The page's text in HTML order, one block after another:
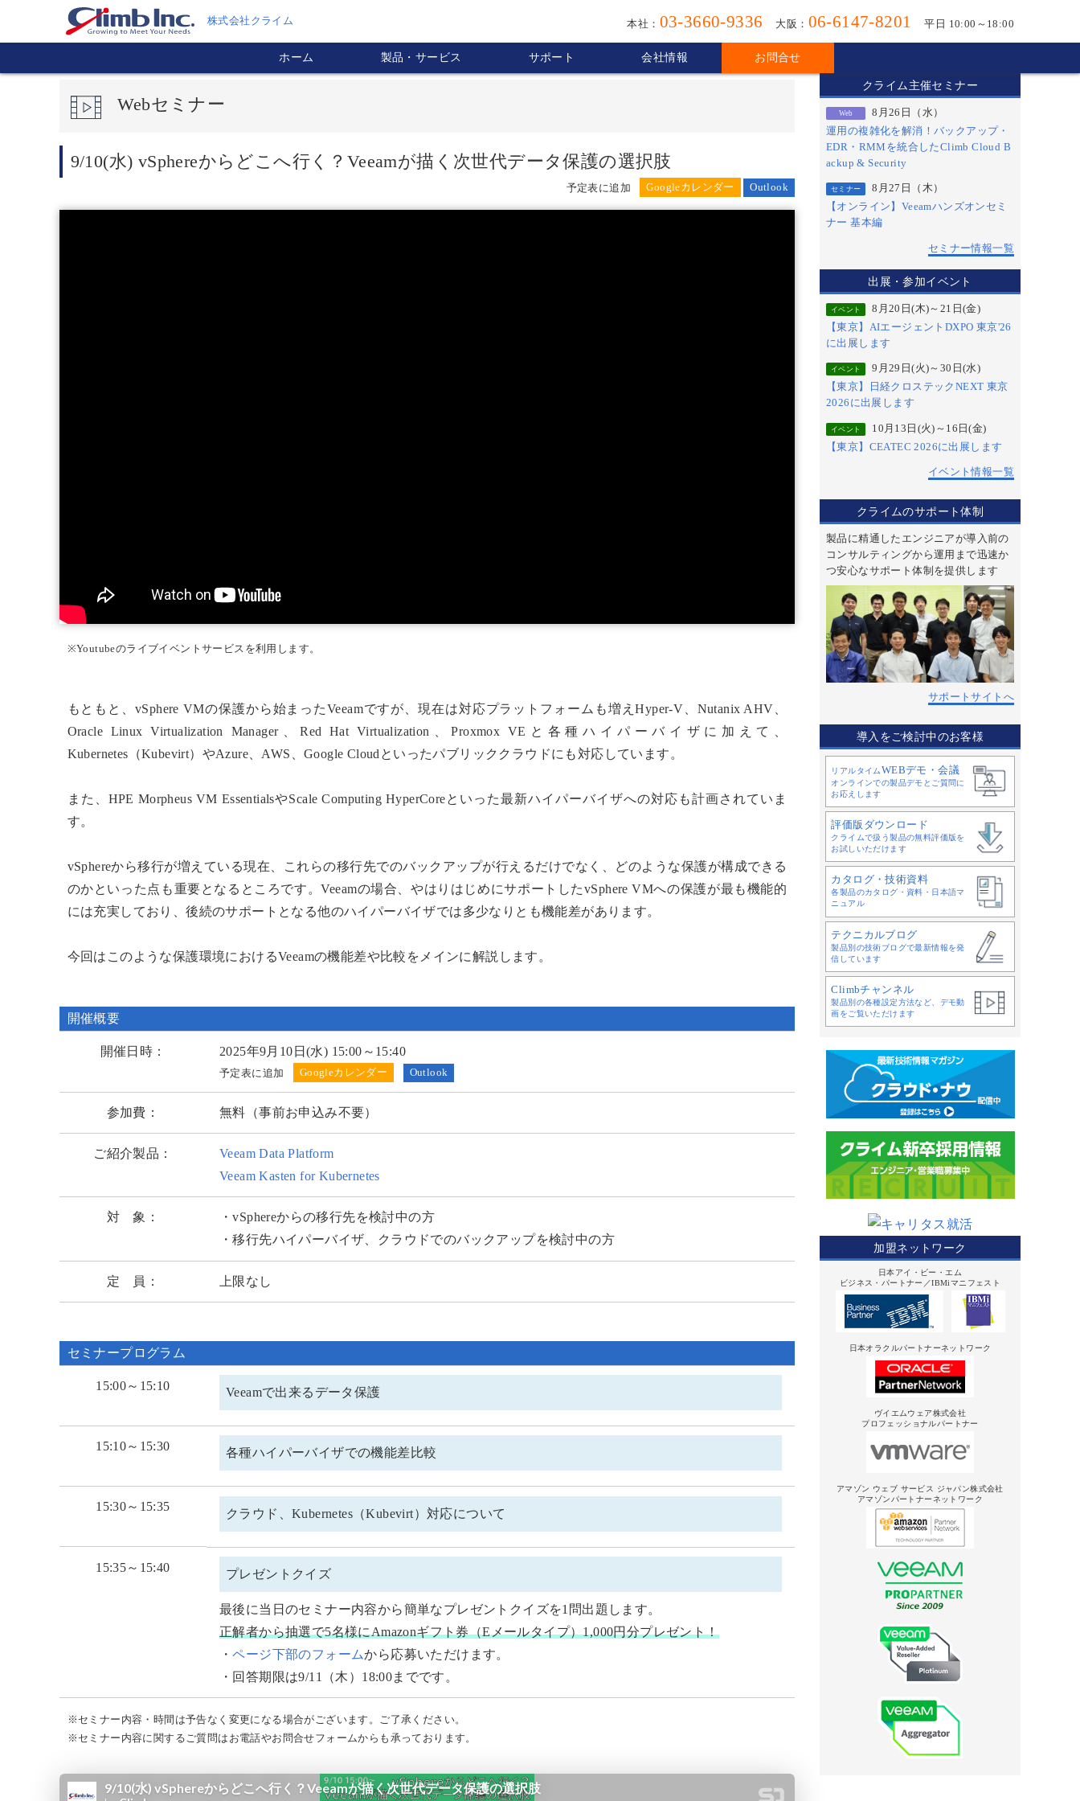
株式会社クライム 本社： 03-3660-9336 大阪： 06-6147-8201 平日 10:00～18:00
ホーム 製品・サービス サポート 会社情報 お問合せ
Webセミナー
9/10(水) vSphereからどこへ行く？Veeamが描く次世代データ保護の選択肢
予定表に追加 Outlook
※Youtubeのライブイベントサービスを利用します。
もともと、vSphere VMの保護から始まったVeeamですが、現在は対応プラットフォームも増えHyper-V、Nutanix AHV、
Oracle Linux Virtualization Manager、Red Hat Virtualization、Proxmox VEと各種ハイパーバイザに加えて、
Kubernetes（Kubevirt）やAzure、AWS、Google Cloudといったパブリッククラウドにも対応しています。
また、HPE Morpheus VM EssentialsやScale Computing HyperCoreといった最新ハイパーバイザへの対応も計画されていま
す。
vSphereから移行が増えている現在、これらの移行先でのバックアップが行えるだけでなく、どのような保護が構成できる
のかといった点も重要となるところです。Veeamの場合、やはりはじめにサポートしたvSphere VMへの保護が最も機能的
には充実しており、後続のサポートとなる他のハイパーバイザでは多少なりとも機能差があります。
今回はこのような保護環境におけるVeeamの機能差や比較をメインに解説します。
開催概要
開催日時： 2025年9月10日(水) 15:00～15:40
予定表に追加 Outlook
参加費： 無料（事前お申込み不要）
ご紹介製品：
Veeam Data Platform
Veeam Kasten for Kubernetes
対 象：
・vSphereからの移行先を検討中の方
・移行先ハイパーバイザ、クラウドでのバックアップを検討中の方
定 員： 上限なし
セミナープログラム
15:00～15:10 Veeamで出来るデータ保護
15:10～15:30 各種ハイパーバイザでの機能差比較
15:30～15:35 クラウド、Kubernetes（Kubevirt）対応について
15:35～15:40 プレゼントクイズ
最後に当日のセミナー内容から簡単なプレゼントクイズを1問出題します。
正解者から抽選で5名様にAmazonギフト券（Eメールタイプ）1,000円分プレゼント！
・ページ下部のフォームから応募いただけます。
・回答期限は9/11（木）18:00までです。
※セミナー内容・時間は予告なく変更になる場合がございます。ご了承ください。
※セミナー内容に関するご質問はお電話やお問合せフォームからも承っております。
クライム主催セミナー
Web
8月26日（水）
運用の複雑化を解消！バックアップ・
EDR・RMMを統合したClimb Cloud B
ackup & Security
セミナー
8月27日（木）
【オンライン】Veeamハンズオンセミ
ナー 基本編
セミナー情報一覧
出展・参加イベント
イベント
8月20日(木)～21日(金)
【東京】AIエージェントDXPO 東京'26
に出展します
イベント
9月29日(火)～30日(水)
【東京】日経クロステックNEXT 東京
2026に出展します
イベント
10月13日(火)～16日(金)
【東京】CEATEC 2026に出展します
イベント情報一覧
クライムのサポート体制
製品に精通したエンジニアが導入前の
コンサルティングから運用まで迅速か
つ安心なサポート体制を提供します
サポートサイトへ
導入をご検討中のお客様
リアルタイムWEBデモ・会議
オンラインでの製品デモとご質問に
お応えします
評価版ダウンロード
クライムで扱う製品の無料評価版を
お試しいただけます
カタログ・技術資料
各製品のカタログ・資料・日本語マ
ニュアル
テクニカルブログ
製品別の技術ブログで最新情報を発
信しています
Climbチャンネル
製品別の各種設定方法など、デモ動
画をご覧いただけます
加盟ネットワーク
日本アイ・ビー・エム
ビジネス・パートナー／IBMiマニフェスト
日本オラクルパートナーネットワーク
ヴイエムウェア株式会社
プロフェッショナルパートナー
アマゾン ウェブ サービス ジャパン株式会社
アマゾンパートナーネットワーク